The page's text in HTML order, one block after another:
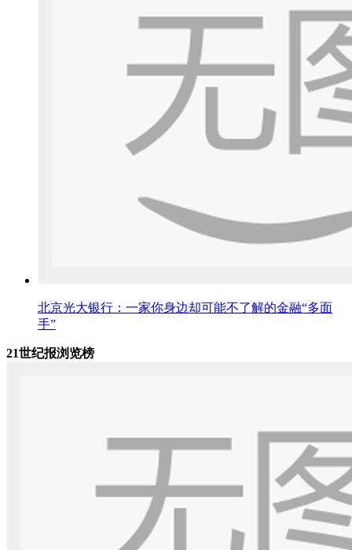
北京光大银行：一家你身边却可能不了解的金融“多面
手”
21世纪报浏览榜